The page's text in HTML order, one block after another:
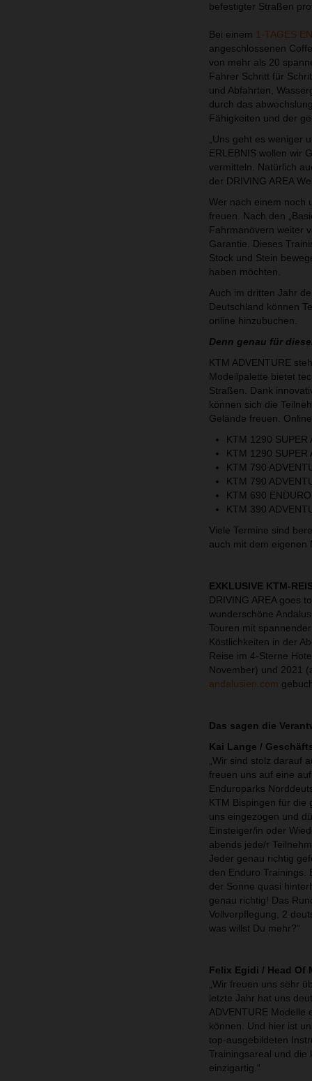
befestigter Straßen
Bei einem 1-TAGES
angeschlossenen
von mehr als 20
Fahrer Schritt für
und Abfahrten,
durch das
Fähigkeiten und der
„Uns geht es weniger
ERLEBNIS wollen wir
vermitteln. Natürlich
der DRIVING AREA
Wer nach einem noch
freuen. Nach den
Fahrmanövern weiter
Garantie. Dieses
Stock und Stein
haben möchten.
Auch im dritten Jahr
Deutschland können
online hinzubuchen.
Denn genau für
KTM ADVENTURE
Modellpalette bietet
Straßen. Dank
können sich die
Gelände freuen.
KTM 1290 SUPER
KTM 1290 SUPER
KTM 790
KTM 790
KTM 690
KTM 390
Viele Termine sind
auch mit dem eigenen
EXKLUSIVE KTM-
DRIVING AREA goes
wunderschöne
Touren mit
Köstlichkeiten in der
Reise im 4-Sterne
November) und 2021
andalusien.com
Das sagen die
Kai Lange /
„Wir sind stolz darauf
freuen uns auf eine
Enduroparks
KTM Bispingen für die
uns eingezogen und
Einsteiger/in oder
abends jede/r
Jeder genau richtig
den Enduro Trainings.
der Sonne quasi
genau richtig! Das
Vollverpflegung, 2
was willst Du mehr?“
Felix Egidi / Head Of
„Wir freuen uns sehr
letzte Jahr hat uns
ADVENTURE Modelle
können. Und hier ist
top-ausgebildeten
Trainingsareal und die
einzigartig.“